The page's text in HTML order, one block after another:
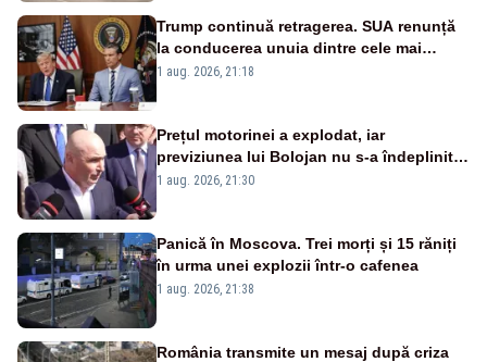
Trump continuă retragerea. SUA renunță
la conducerea unuia dintre cele mai
importante programe militare pentru
1 aug. 2026, 21:18
Prețul motorinei a explodat, iar
previziunea lui Bolojan nu s-a îndeplinit.
Ce spunea premierul demis în urmă cu
1 aug. 2026, 21:30
Panică în Moscova. Trei morți și 15 răniți
în urma unei explozii într-o cafenea
1 aug. 2026, 21:38
România transmite un mesaj după criza